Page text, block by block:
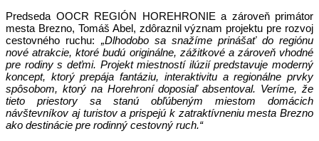
Predseda OOCR REGIÓN HOREHRONIE a zároveň primátor
mesta Brezno, Tomáš Abel, zdôraznil význam projektu pre rozvoj
cestovného ruchu: „Dlhodobo sa snažíme prinášať do regiónu
nové atrakcie, ktoré budú originálne, zážitkové a zároveň vhodné
pre rodiny s deťmi. Projekt miestností ilúzií predstavuje moderný
koncept, ktorý prepája fantáziu, interaktivitu a regionálne prvky
spôsobom, ktorý na Horehroní doposiaľ absentoval. Veríme, že
tieto priestory sa stanú obľúbeným miestom domácich
návštevníkov aj turistov a prispejú k zatraktívneniu mesta Brezno
ako destinácie pre rodinný cestovný ruch.“